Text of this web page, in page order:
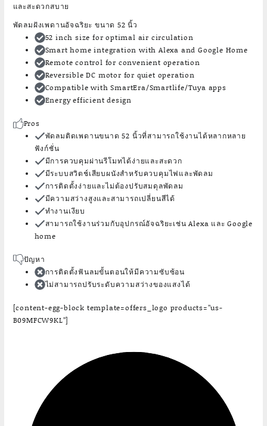
และสะดวกสบาย
พัดลมฝังเพดานอัจฉริยะ ขนาด 52 นิ้ว
52 inch size for optimal air circulation
Smart home integration with Alexa and Google Home
Remote control for convenient operation
Reversible DC motor for quiet operation
Compatible with SmartEra/Smartlife/Tuya apps
Energy efficient design
Pros
พัดลมติดเพดานขนาด 52 นิ้วที่สามารถใช้งานได้หลากหลาย
ฟังก์ชั่น
มีการควบคุมผ่านรีโมทได้ง่ายและสะดวก
มีระบบสวิตช์เสียบผนังสำหรับควบคุมไฟและพัดลม
การติดตั้งง่ายและไม่ต้องปรับสมดุลพัดลม
มีความสว่างสูงและสามารถเปลี่ยนสีได้
ทำงานเงียบ
สามารถใช้งานร่วมกับอุปกรณ์อัจฉริยะเช่น Alexa และ Google
home
ปัญหา
การติดตั้งฟันลมขั้นตอนให้มีความซับซ้อน
ไม่สามารถปรับระดับความสว่างของแสงได้
[content-egg-block template=offers_logo products=”us-
B09MFCW9KL”]